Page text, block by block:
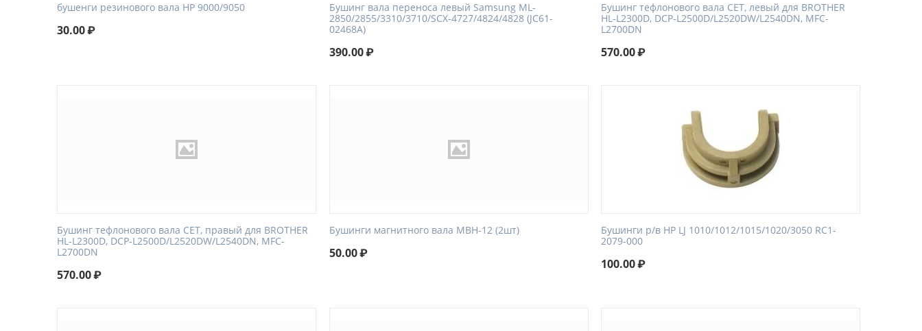
бушенги резинового вала HP 9000/9050
30.00₽
Бушинг вала переноса левый Samsung ML-
2850/2855/3310/3710/SCX-4727/4824/4828 (JC61-
02468A)
390.00₽
Бушинг тефлонового вала CET, левый для BROTHER
HL-L2300D, DCP-L2500D/L2520DW/L2540DN, MFC-
L2700DN
570.00₽
Бушинг тефлонового вала CET, правый для BROTHER
HL-L2300D, DCP-L2500D/L2520DW/L2540DN, MFC-
L2700DN
570.00₽
Бушинги магнитного вала MBH-12 (2шт)
50.00₽
Бушинги р/в HP LJ 1010/1012/1015/1020/3050 RC1-
2079-000
100.00₽